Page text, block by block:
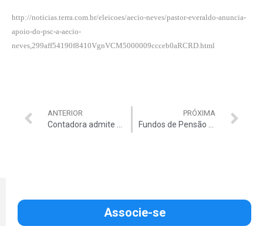
http://noticias.terra.com.br/eleicoes/aecio-neves/pastor-everaldo-anuncia-
apoio-do-psc-a-aecio-
neves,299aff54190f8410VgnVCM5000009ccceb0aRCRD.html
ANTERIOR PRÓXIMA
Associe-se